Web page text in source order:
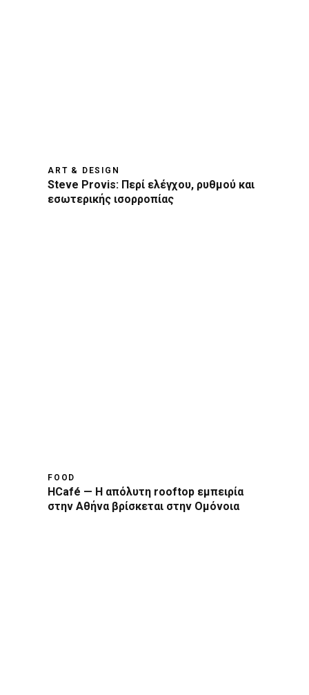
ART & DESIGN
Steve Provis: Περί ελέγχου, ρυθμού και
εσωτερικής ισορροπίας
FOOD
HCafé — Η απόλυτη rooftop εμπειρία
στην Αθήνα βρίσκεται στην Ομόνοια